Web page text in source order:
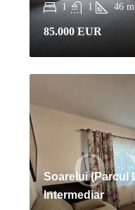
1 1 46
85.000 EUR
Soarelui (Parcul
Intermediar